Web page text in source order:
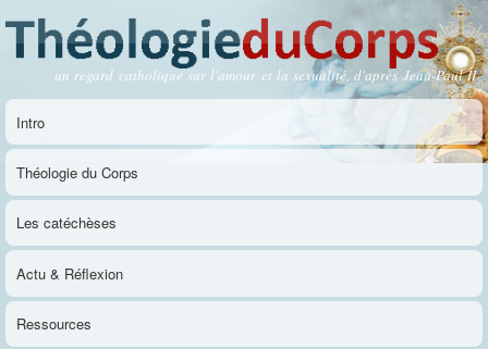
contenu
principal
Théologie du Corps
un regard catholique sur l'amour et la sexualité, d'après Jean-Paul II
Menu principal
Intro
Théologie du Corps
Les catéchèses
Actu & Réflexion
Ressources